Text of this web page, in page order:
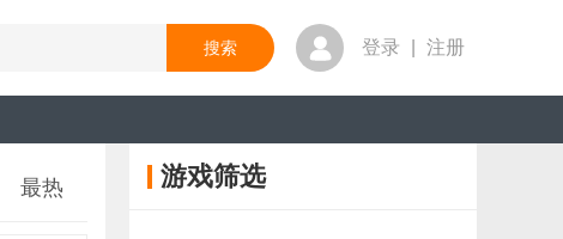
登录 注册
最热 游戏筛选